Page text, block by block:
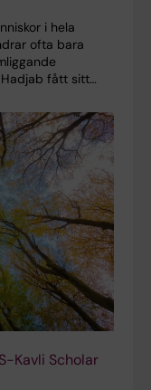
i hela
ofta bara
Hadjab fått sitt…
Kavli Scholar